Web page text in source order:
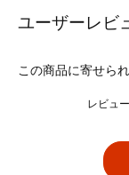
ユーザーレビ
この商品に寄せら
レビュ